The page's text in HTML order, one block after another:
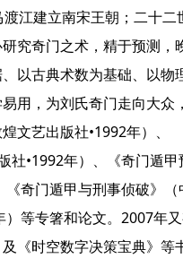
江建立南宋王朝；二十二
究奇门之术，精于预测，
以古典术数为基础、以物
用，为刘氏奇门走向大众，
文艺出版社•1992年）、
社•1992年）、《奇门遁甲
奇门遁甲与刑事侦破》（
等专箸和论文。2007年
《时空数字决策宝典》等